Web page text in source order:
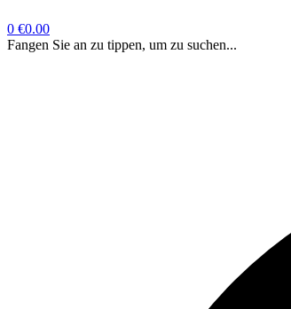
0 €0.00
Fangen Sie an zu tippen, um zu suchen...